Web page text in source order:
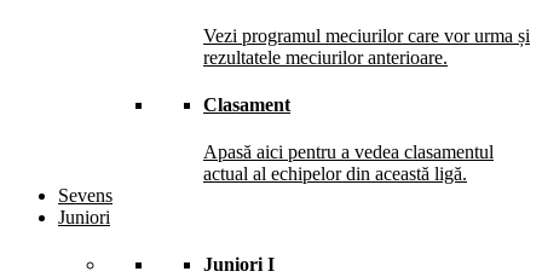
Vezi programul meciurilor care vor urma și
rezultatele meciurilor anterioare.
Clasament
Apasă aici pentru a vedea clasamentul
actual al echipelor din această ligă.
Sevens
Juniori
Juniori I